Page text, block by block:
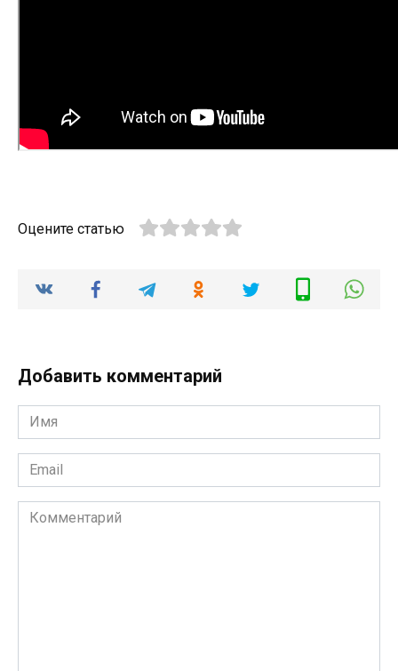
Оцените статью
Добавить комментарий
Имя
*
Email
*
Комментарий